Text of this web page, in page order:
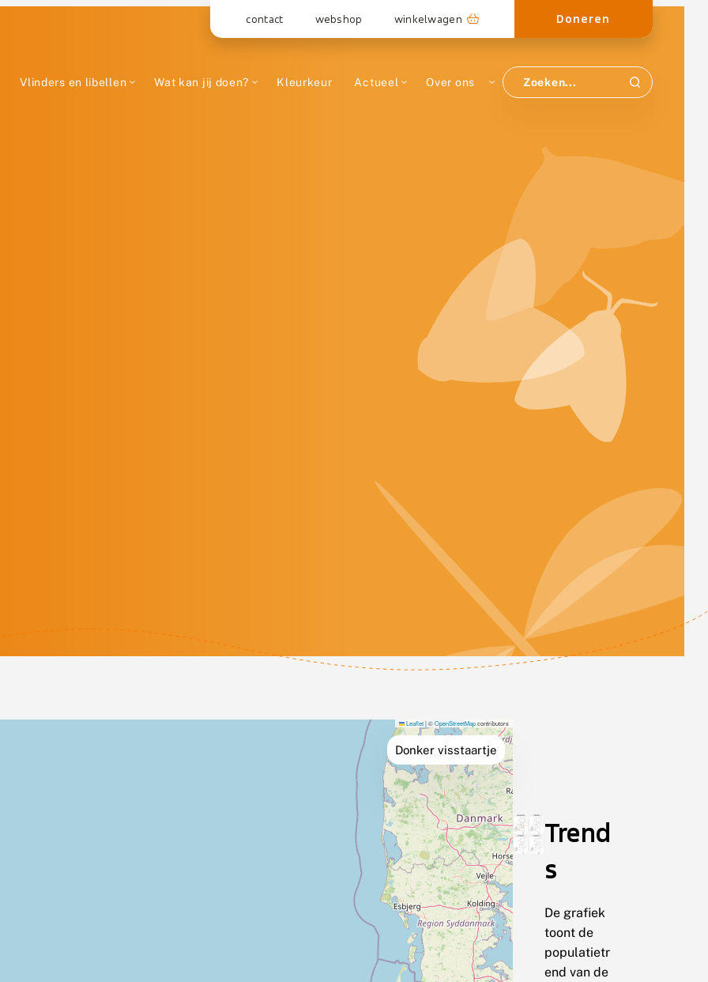
contact webshop winkelwagen Doneren
Vlinders en libellen Wat kan jij doen? Kleurkeur Actueel Over ons
Donker visstaartje
Leaflet|©OpenStreetMapcontributors
Trend
s
De grafiek
toont de
populatietr
end van de